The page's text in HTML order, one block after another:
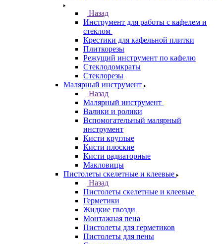
Назад
Инструмент для работы с кафелем и
стеклом
Крестики для кафельной плитки
Плиткорезы
Режущий инструмент по кафелю
Стеклодомкраты
Стеклорезы
Малярный инструмент
Назад
Малярный инструмент
Валики и ролики
Вспомогательный малярный
инструмент
Кисти круглые
Кисти плоские
Кисти радиаторные
Макловицы
Пистолеты скелетные и клеевые
Назад
Пистолеты скелетные и клеевые
Герметики
Жидкие гвозди
Монтажная пена
Пистолеты для герметиков
Пистолеты для пены